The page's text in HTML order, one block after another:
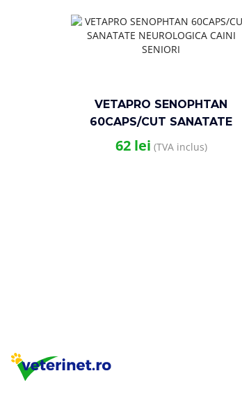
VETAPRO SENOPHTAN
60CAPS/CUT SANATATE
NEUROLOGICA CAINI SENIORI
62 lei (TVA inclus)